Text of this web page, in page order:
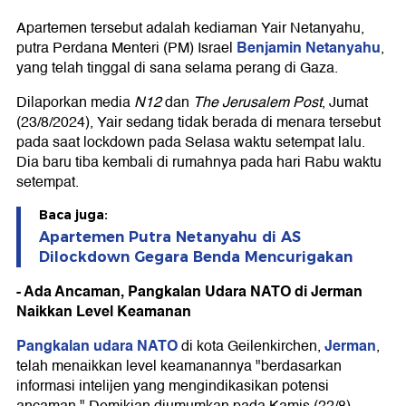
Apartemen tersebut adalah kediaman Yair Netanyahu,
putra Perdana Menteri (PM) Israel Benjamin Netanyahu,
yang telah tinggal di sana selama perang di Gaza.
Dilaporkan mediaN12dan The Jerusalem Post, Jumat
(23/8/2024), Yair sedang tidak berada di menara tersebut
pada saat lockdown pada Selasa waktu setempat lalu.
Dia baru tiba kembali di rumahnya pada hari Rabu waktu
setempat.
Baca juga:
Apartemen Putra Netanyahu di AS
Dilockdown Gegara Benda Mencurigakan
- Ada Ancaman, Pangkalan Udara NATO di Jerman
Naikkan Level Keamanan
Pangkalan udara NATOdi kota Geilenkirchen,Jerman,
telah menaikkan level keamanannya "berdasarkan
informasi intelijen yang mengindikasikan potensi